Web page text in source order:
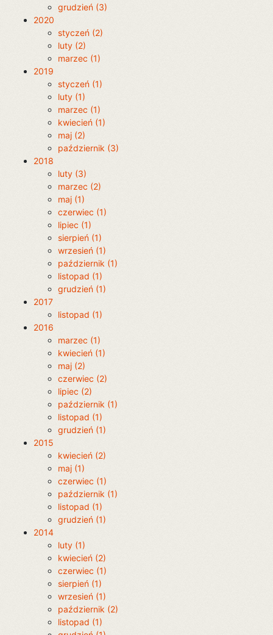
grudzień (3)
2020
styczeń (2)
luty (2)
marzec (1)
2019
styczeń (1)
luty (1)
marzec (1)
kwiecień (1)
maj (2)
październik (3)
2018
luty (3)
marzec (2)
maj (1)
czerwiec (1)
lipiec (1)
sierpień (1)
wrzesień (1)
październik (1)
listopad (1)
grudzień (1)
2017
listopad (1)
2016
marzec (1)
kwiecień (1)
maj (2)
czerwiec (2)
lipiec (2)
październik (1)
listopad (1)
grudzień (1)
2015
kwiecień (2)
maj (1)
czerwiec (1)
październik (1)
listopad (1)
grudzień (1)
2014
luty (1)
kwiecień (2)
czerwiec (1)
sierpień (1)
wrzesień (1)
październik (2)
listopad (1)